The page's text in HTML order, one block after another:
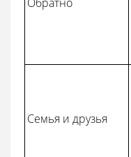
Семья и друзья